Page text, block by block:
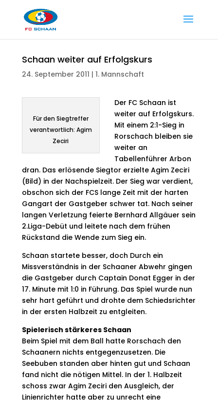
Schaan weiter auf Erfolgskurs
24. September 2011 | 1. Mannschaft
Für den Siegtreffer
verantwortlich: Agim
Zeciri
Der FC Schaan ist
weiter auf Erfolgskurs.
Mit einem 2:1-Sieg in
Rorschach bleiben sie
weiter an
Tabellenführer Arbon
dran. Das erlösende Siegtor erzielte Agim Zeciri
(Bild) in der Nachspielzeit. Der Sieg war verdient,
obschon sich der FCS lange Zeit mit der harten
Gangart der Gastgeber schwer tat. Nach seiner
langen Verletzung feierte Bernhard Allgäuer sein
2.Liga-Debüt und leitete nach dem frühen
Rückstand die Wende zum Sieg ein.
Schaan startete besser, doch Durch ein
Missverständnis in der Schaaner Abwehr gingen
die Gastgeber durch Captain Donat Egger in der
17. Minute mit 1:0 in Führung. Das Spiel wurde nun
sehr hart geführt und drohte dem Schiedsrichter
in der ersten Halbzeit zu entgleiten.
Spielerisch stärkeres Schaan
Beim Spiel mit dem Ball hatte Rorschach den
Schaanern nichts entgegenzusetzen. Die
Seebuben standen aber hinten gut und Schaan
fand nicht die nötigen Mittel. In der 1. Halbzeit
schoss zwar Agim Zeciri den Ausgleich, der
Linienrichter hatte aber zu unrecht eine